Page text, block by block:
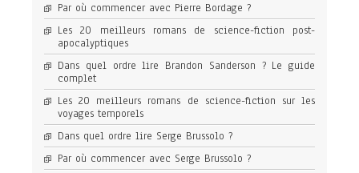
Par où commencer avec Pierre Bordage ?
Les 20 meilleurs romans de science-fiction post-
apocalyptiques
Dans quel ordre lire Brandon Sanderson ? Le guide
complet
Les 20 meilleurs romans de science-fiction sur les
voyages temporels
Dans quel ordre lire Serge Brussolo ?
Par où commencer avec Serge Brussolo ?